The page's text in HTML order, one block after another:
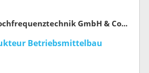
Rosenberger Hochfrequenztechnik GmbH & Co. KG
Betriebsmittelbau